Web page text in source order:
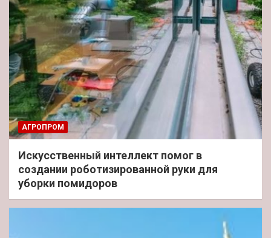
АГРОПРОМ
Искусственный интеллект помог в
создании роботизированной руки для
уборки помидоров